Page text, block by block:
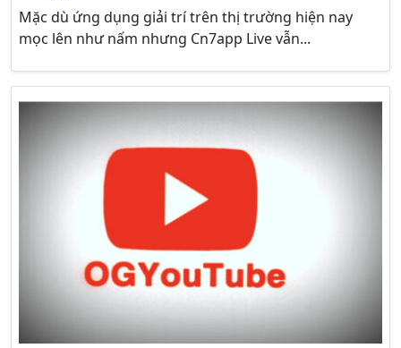
Mặc dù ứng dụng giải trí trên thị trường hiện nay
mọc lên như nấm nhưng Cn7app Live vẫn...